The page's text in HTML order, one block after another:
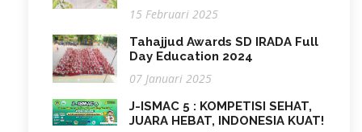
15 Februari 2025
Tahajjud Awards SD IRADA Full
Day Education 2024
07 Januari 2025
J-ISMAC 5 : KOMPETISI SEHAT,
JUARA HEBAT, INDONESIA KUAT!